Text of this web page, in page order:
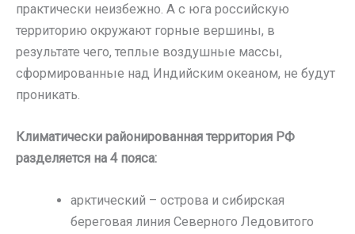
практически неизбежно. А с юга российскую
территорию окружают горные вершины, в
результате чего, теплые воздушные массы,
сформированные над Индийским океаном, не будут
проникать.
Климатически районированная территория РФ
разделяется на 4 пояса:
арктический – острова и сибирская
береговая линия Северного Ледовитого